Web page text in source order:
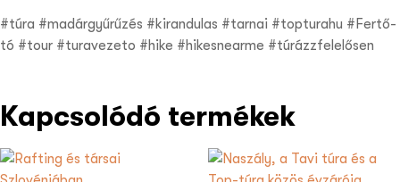
#túra #madárgyűrűzés #kirandulas #tarnai #topturahu #Fertő-
tó #tour #turavezeto #hike #hikesnearme #túrázzfelelősen
Kapcsolódó termékek